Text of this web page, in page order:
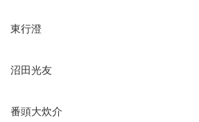
東行澄
沼田光友
番頭大炊介